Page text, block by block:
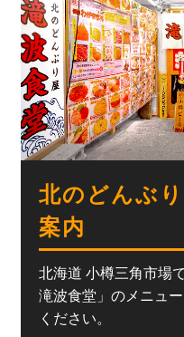
北のどんぶ
案内
北海道 小樽三角市場
滝波食堂」のメニュ
ください。